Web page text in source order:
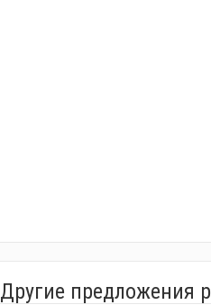
Другие предложения